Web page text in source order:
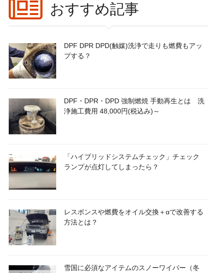
おすすめ記事
DPF DPR DPD(触媒)洗浄で走りも燃費もアッ
プする？
DPF・DPR・DPD 強制燃焼 手動再生とは 洗
浄施工費用 48,000円(税込み)～
「ハイブリッドシステムチェック」チェック
ランプが点灯してしまったら？
レスポンスや燃費をオイル交換＋αで改善する
方法とは？
雪国に必須なアイテムのスノーワイパー（冬